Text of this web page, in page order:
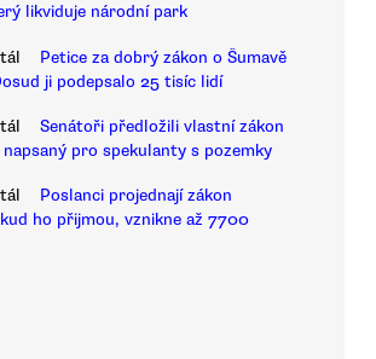
likviduje národní park
Petice za dobrý zákon o Šumavě
ji podepsalo 25 tisíc lidí
Senátoři předložili vlastní zákon
napsaný pro spekulanty s pozemky
Poslanci projednají zákon
ho přijmou, vznikne až 7700